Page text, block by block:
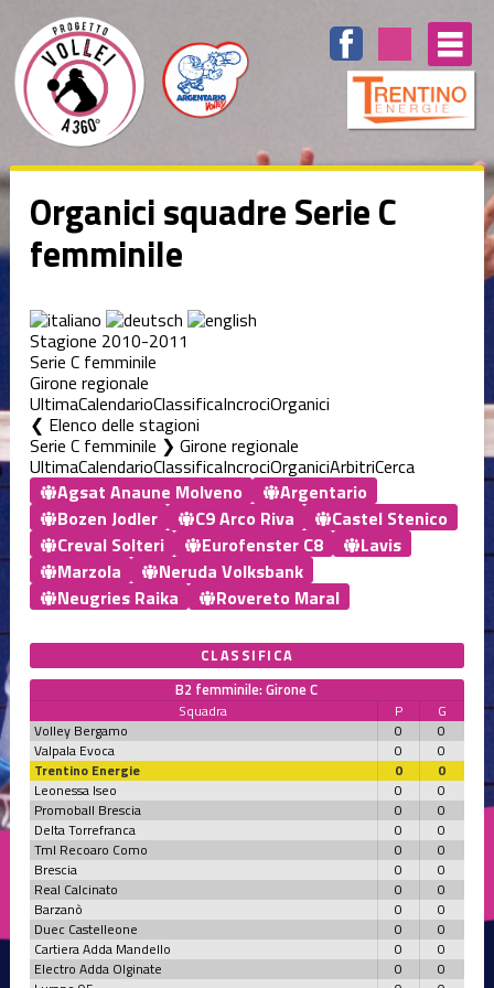
Organici squadre Serie C
femminile
Stagione 2010-2011
Serie C femminile
Girone regionale
UltimaCalendarioClassificaIncrociOrganici
Elenco delle stagioni
Serie C femminile ❯ Girone regionale
UltimaCalendarioClassificaIncrociOrganiciArbitriCerca
Agsat Anaune Molveno
Argentario
Bozen Jodler
C9 Arco Riva
Castel Stenico
Creval Solteri
Eurofenster C8
Lavis
Marzola
Neruda Volksbank
Neugries Raika
Rovereto Maral
CLASSIFICA
B2 femminile: Girone C
Squadra P
G
Volley Bergamo
0
0
Valpala Evoca
0
0
Trentino Energie
0
0
Leonessa Iseo
0
0
Promoball Brescia
0
0
Delta Torrefranca
0
0
Tml Recoaro Como
0
0
Brescia
0
0
Real Calcinato
0
0
Barzanò
0
0
Duec Castelleone
0
0
Cartiera Adda Mandello
0
0
Electro Adda Olginate
0
0